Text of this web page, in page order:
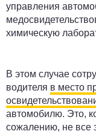
управления
химическую
В этом случае
водителя в место
автомобилю. Это,
сожалению, не все